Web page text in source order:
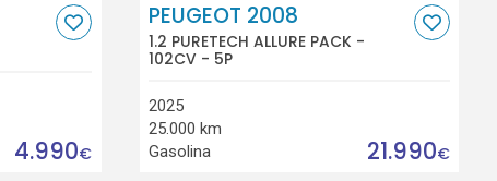
4.990€
PEUGEOT 2008
1.2 PURETECH ALLURE PACK -
102CV - 5P
2025
25.000 km
Gasolina
21.990€